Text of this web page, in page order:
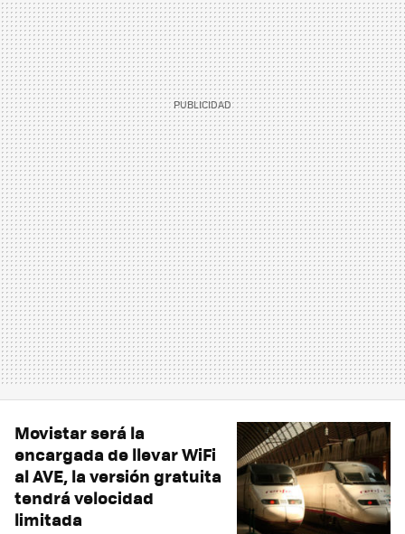
Movistar será la
encargada de llevar WiFi
al AVE, la versión gratuita
tendrá velocidad
limitada